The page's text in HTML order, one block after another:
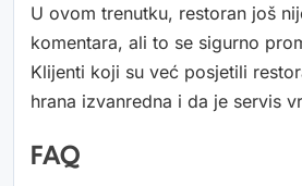
U ovom trenutku, restoran još
komentara, ali to se sigurno
Klijenti koji su već posjetili
hrana izvanredna i da je servis
FAQ